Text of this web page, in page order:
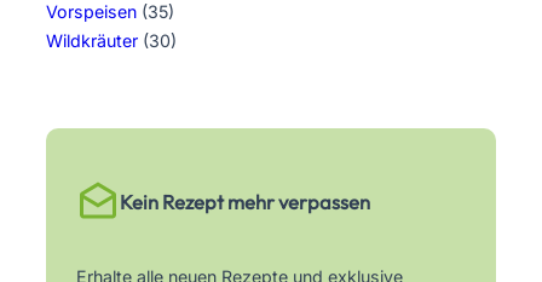
Vorspeisen (35)
Wildkräuter (30)
Kein Rezept mehr verpassen
Erhalte alle neuen Rezepte und exklusive